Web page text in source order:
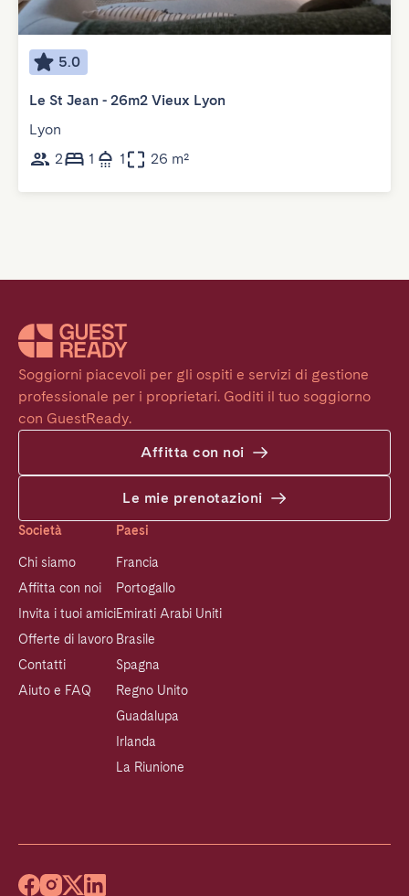
5.0
Le St Jean - 26m2 Vieux Lyon
Lyon
2
1 1 26 m²
Soggiorni piacevoli per gli ospiti e servizi di gestione
professionale per i proprietari. Goditi il tuo soggiorno
con GuestReady.
Affitta con noi
Le mie prenotazioni
Società
Chi siamo
Affitta con noi
Invita i tuoi amici
Offerte di lavoro
Contatti
Aiuto e FAQ
Paesi
Francia
Portogallo
Emirati Arabi Uniti
Brasile
Spagna
Regno Unito
Guadalupa
Irlanda
La Riunione